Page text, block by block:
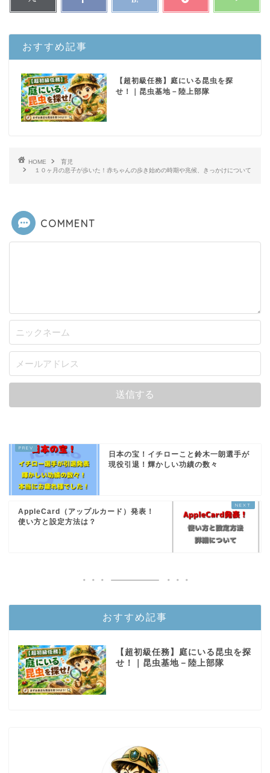
おすすめ記事
【超初級任務】庭にいる昆虫を探
せ！｜昆虫基地－陸上部隊
HOME
育児
１０ヶ月の息子が歩いた！赤ちゃんの歩き始めの時期や兆候、きっかけについて
COMMENT
日本の宝！イチローこと鈴木一朗選手が
現役引退！輝かしい功績の数々
AppleCard（アップルカード）発表！
使い方と設定方法は？
おすすめ記事
【超初級任務】庭にいる昆虫を探
せ！｜昆虫基地－陸上部隊